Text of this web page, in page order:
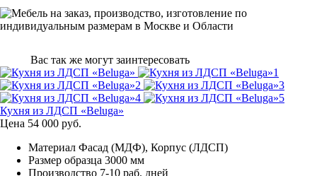
Вас так же могут заинтересовать
Кухня из ЛДСП «Beluga»
Цена 54 000 руб.
Материал Фасад (МДФ), Корпус (ЛДСП)
Размер образца 3000 мм
Производство 7-10 раб. дней